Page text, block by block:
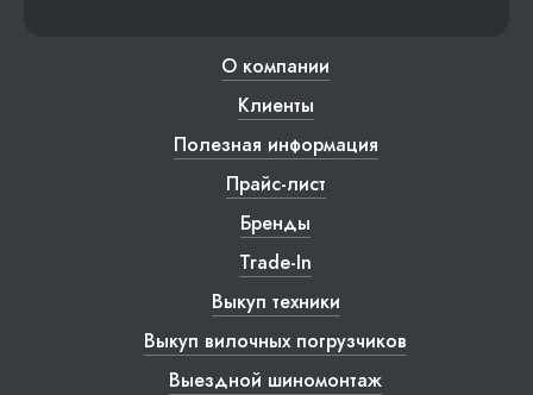
О компании
Клиенты
Полезная информация
Прайс-лист
Бренды
Trade-In
Выкуп техники
Выкуп вилочных погрузчиков
Выездной шиномонтаж